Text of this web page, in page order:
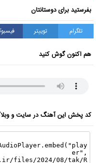
بفرستید برای دوستانتان
تلگرام توییتر
هم اکنون گوش کنید
کد پخش این آهنگ در سایت و